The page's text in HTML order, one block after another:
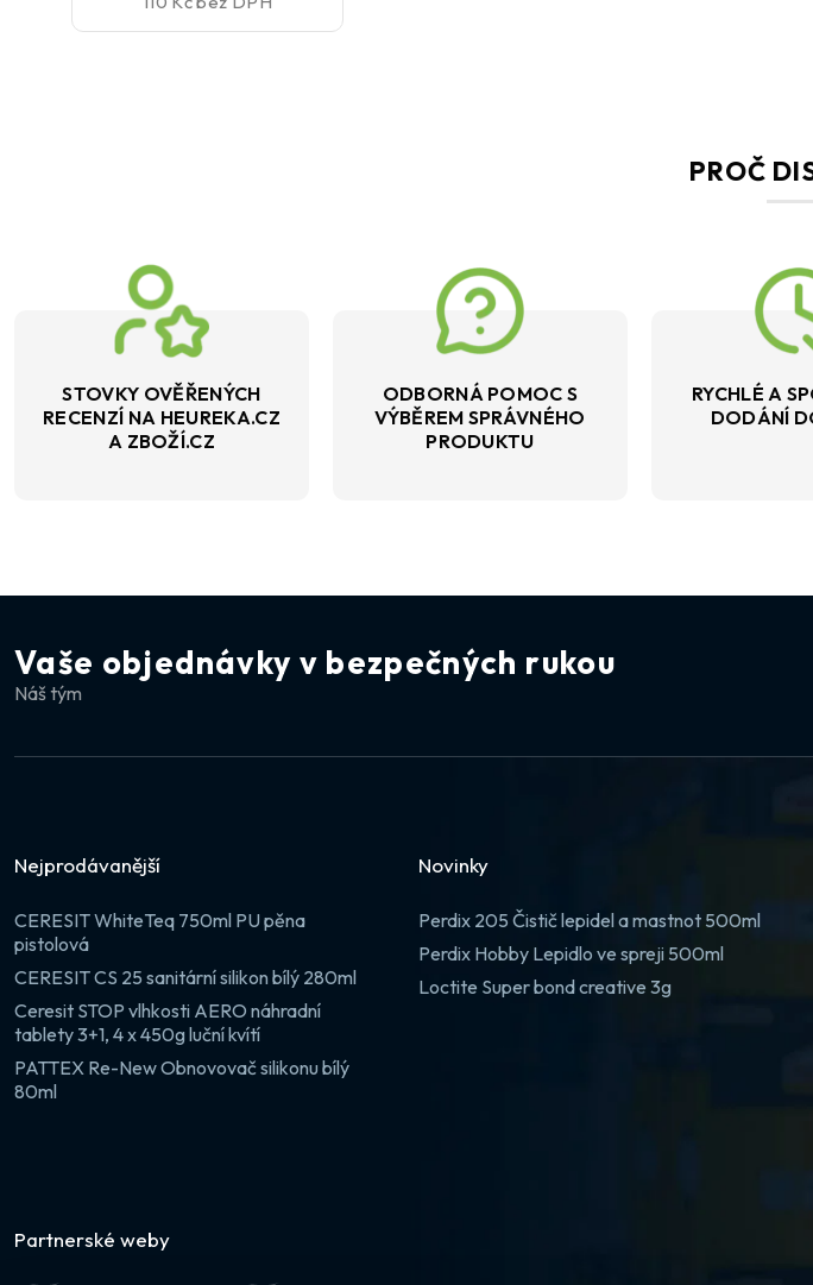
PROČ
STOVKY OVĚŘENÝCH
RECENZÍ NA HEUREKA.CZ
A ZBOŽÍ.CZ
ODBORNÁ POMOC S
VÝBĚREM SPRÁVNÉHO
PRODUKTU
RYCHLÉ A
DODÁNÍ
Vaše objednávky v bezpečných rukou
Náš tým
Nejprodávanější
CERESIT WhiteTeq 750ml PU pěna
pistolová
CERESIT CS 25 sanitární silikon bílý 280ml
Ceresit STOP vlhkosti AERO náhradní
tablety 3+1, 4 x 450g luční kvítí
PATTEX Re-New Obnovovač silikonu bílý
80ml
Novinky
Perdix 205 Čistič lepidel a mastnot 500ml
Perdix Hobby Lepidlo ve spreji 500ml
Loctite Super bond creative 3g
Partnerské weby